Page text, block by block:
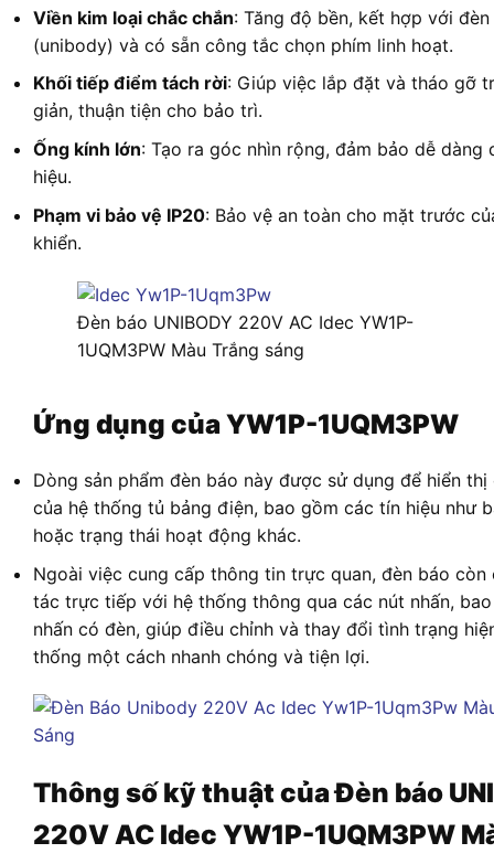
Viền kim loại chắc chắn: Tăng độ bền, kết hợp với
(unibody) và có sẵn công tắc chọn phím linh hoạt.
Khối tiếp điểm tách rời: Giúp việc lắp đặt và tháo gỡ
giản, thuận tiện cho bảo trì.
Ống kính lớn: Tạo ra góc nhìn rộng, đảm bảo dễ dàng
hiệu.
Phạm vi bảo vệ IP20: Bảo vệ an toàn cho mặt trước
khiển.
Đèn báo UNIBODY 220V AC Idec YW1P-
1UQM3PW Màu Trắng sáng
Ứng dụng của YW1P-1UQM3PW
Dòng sản phẩm đèn báo này được sử dụng để hiển thị
của hệ thống tủ bảng điện, bao gồm các tín hiệu như
hoặc trạng thái hoạt động khác.
Ngoài việc cung cấp thông tin trực quan, đèn báo
tác trực tiếp với hệ thống thông qua các nút nhấn,
nhấn có đèn, giúp điều chỉnh và thay đổi tình trạng
thống một cách nhanh chóng và tiện lợi.
Thông số kỹ thuật của Đèn báo
220V AC Idec YW1P-1UQM3PW